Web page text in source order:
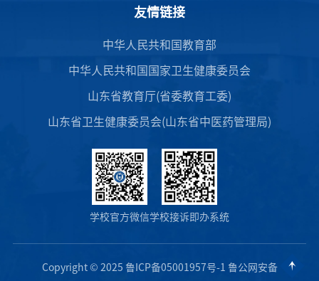
友情链接
中华人民共和国教育部
中华人民共和国国家卫生健康委员会
山东省教育厅(省委教育工委)
山东省卫生健康委员会(山东省中医药管理局)
学校官方微信学校接诉即办系统
Copyright © 2025 鲁ICP备05001957号-1 鲁公网安备